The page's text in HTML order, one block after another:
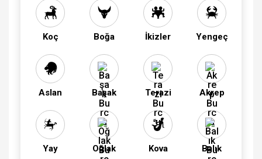
Koç Boğa İkizler Yengeç
Aslan Başak Terazi Akrep
Yay Oğlak Kova Balık